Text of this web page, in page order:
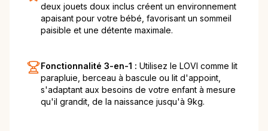
deux jouets doux inclus créent un environnement
apaisant pour votre bébé, favorisant un sommeil
paisible et une détente maximale.
Fonctionnalité 3-en-1 : Utilisez le LOVI comme lit
parapluie, berceau à bascule ou lit d'appoint,
s'adaptant aux besoins de votre enfant à mesure
qu'il grandit, de la naissance jusqu'à 9kg.